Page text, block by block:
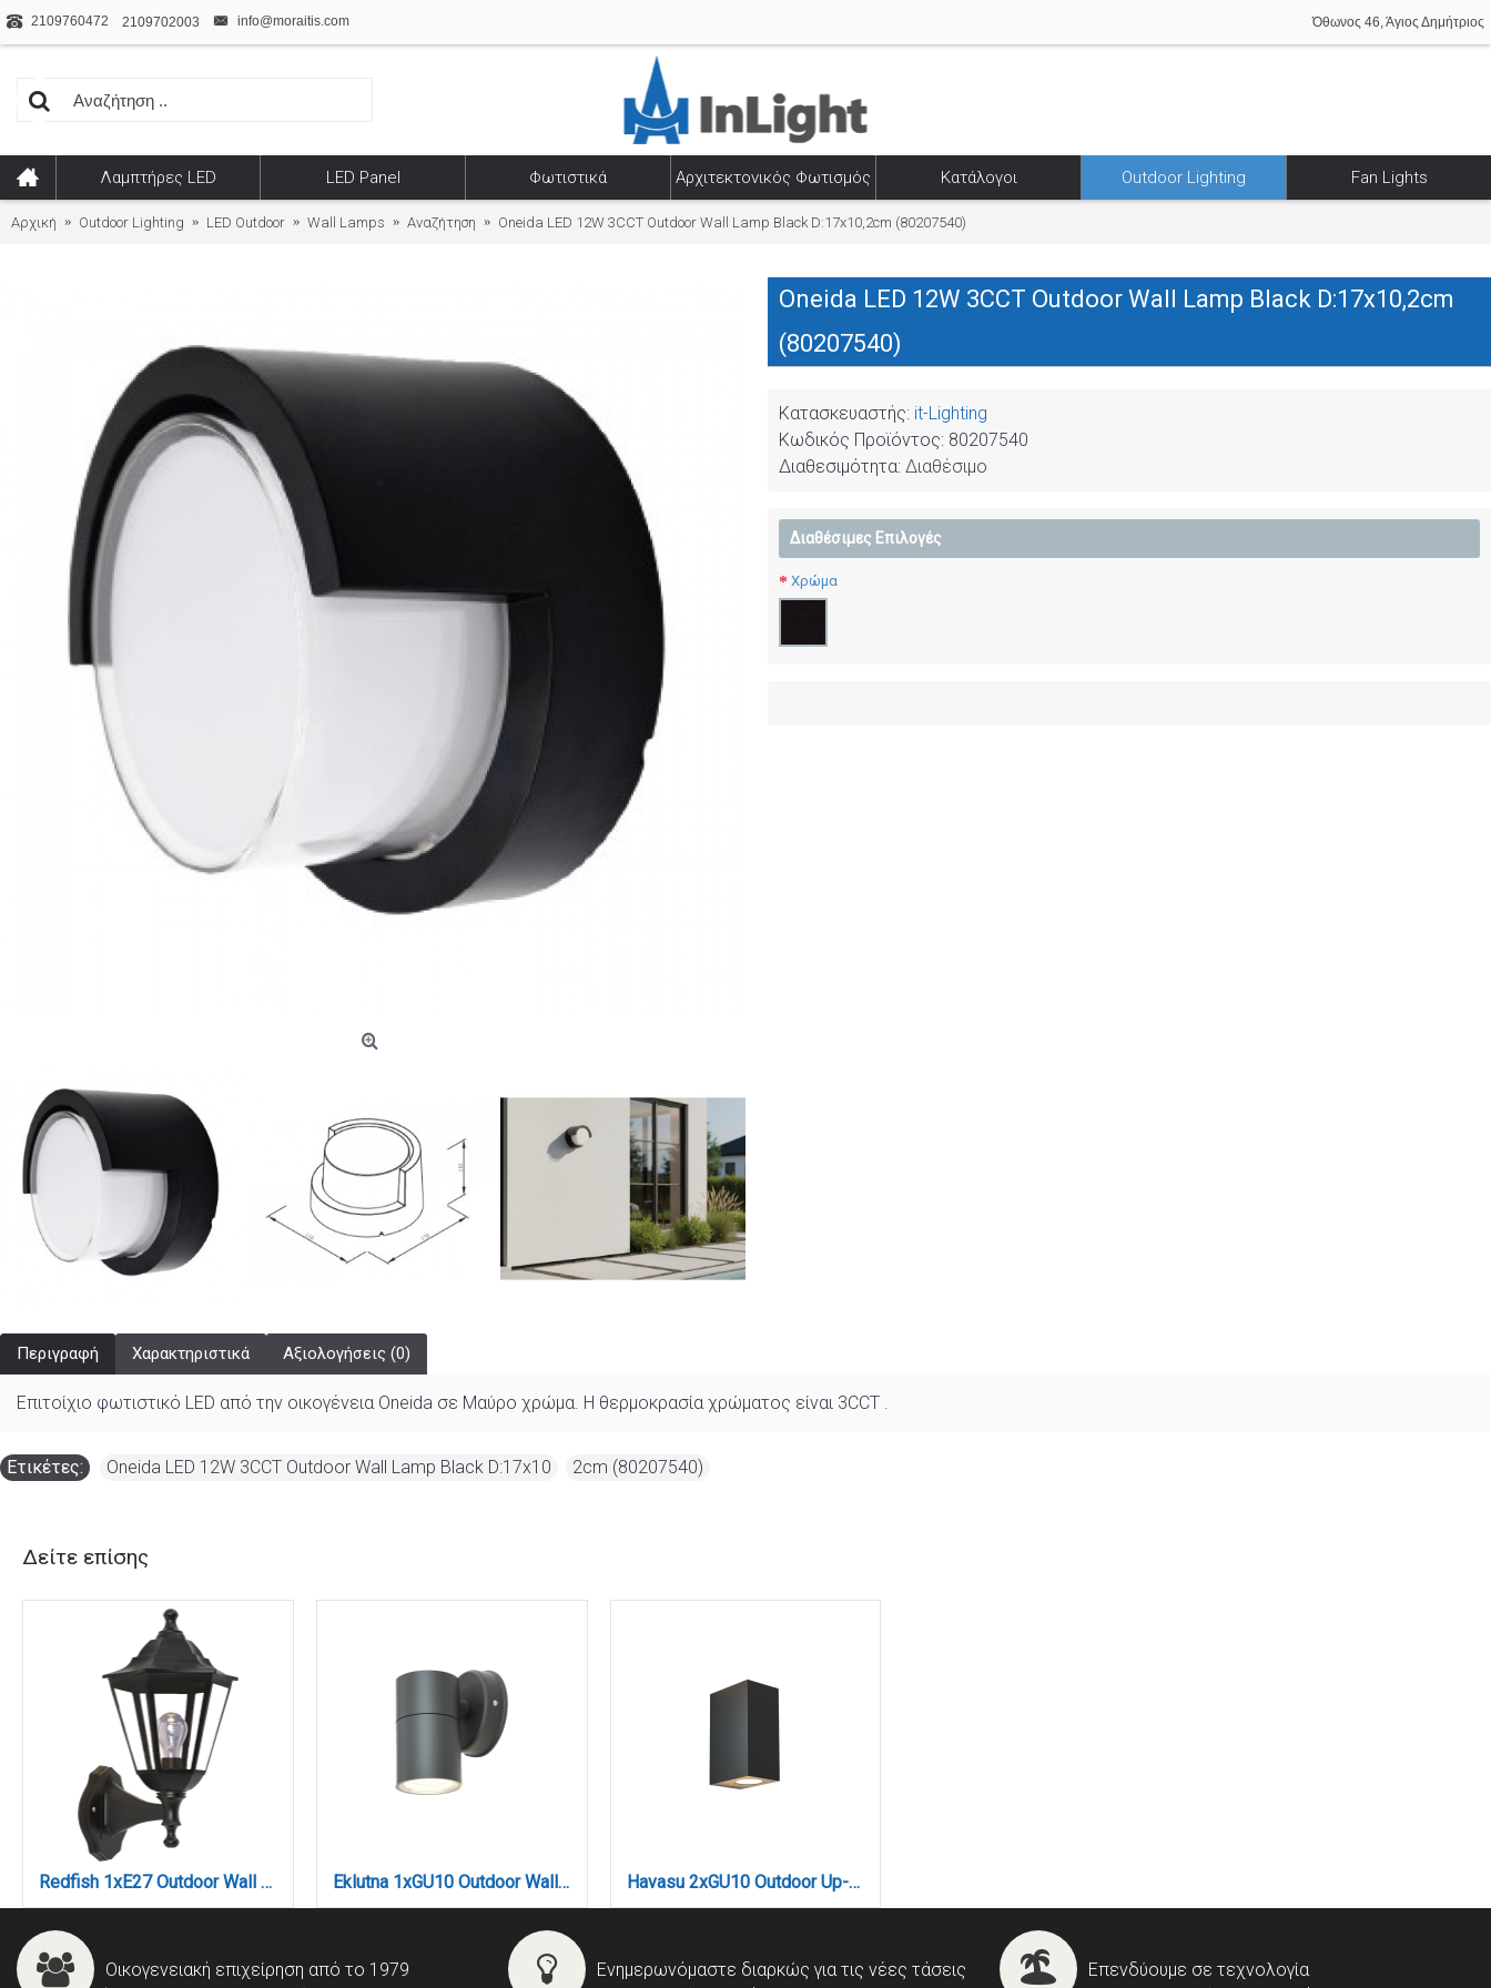
2109760472 2109702003 info@moraitis.com Όθωνος 46, Άγιος Δημήτριος
Λαμπτήρες LED LED Panel Φωτιστικά Αρχιτεκτονικός Φωτισμός Κατάλογοι Outdoor Lighting Fan Lights
Αρχική Outdoor Lighting LED Outdoor Wall Lamps Αναζήτηση Oneida LED 12W 3CCT Outdoor Wall Lamp Black D:17x10,2cm (80207540)
Oneida LED 12W 3CCT Outdoor Wall Lamp Black D:17x10,2cm
(80207540)
Κατασκευαστής: it-Lighting
Κωδικός Προϊόντος: 80207540
Διαθεσιμότητα: Διαθέσιμο
Διαθέσιμες Επιλογές
Χρώμα
Περιγραφή Χαρακτηριστικά Αξιολογήσεις (0)
Επιτοίχιο φωτιστικό LED από την οικογένεια Oneida σε Μαύρο χρώμα. Η θερμοκρασία χρώματος είναι 3CCT .
Ετικέτες: Oneida LED 12W 3CCT Outdoor Wall Lamp Black D:17x10 2cm (80207540)
Δείτε επίσης
Redfish 1xE27 Outdoor Wall Lamp Black D:36cmx23.5cm (80202614) Eklutna 1xGU10 Outdoor Wall Lamp Anthracite D:11.3cmx11.3cm (80200544) Havasu 2xGU10 Outdoor Up-Down Wall Lamp Anthracite D:14.7cmx9cm (80200344)
Οικογενειακή επιχείρηση από το 1979
Ενημερωνόμαστε διαρκώς για τις νέες τάσεις
Επενδύουμε σε τεχνολογία